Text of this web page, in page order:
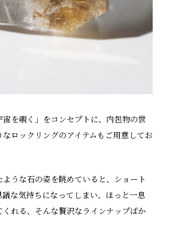
を覗く」をコンセプトに、内包物の世
ロックリングのアイテムもご用意してお
うな石の姿を眺めていると、ショート
議な気持ちになってしまい、ほっと一息
れる、そんな贅沢なラインナップばか